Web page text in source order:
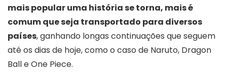
mais popular uma história se torna, mais é
comum que seja transportado para diversos
países, ganhando longas continuações que seguem
até os dias de hoje, como o caso de Naruto, Dragon
Ball e One Piece.